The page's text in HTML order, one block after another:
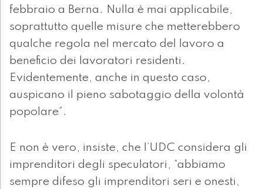
febbraio a Berna. Nulla è mai applicabile,
soprattutto quelle misure che metterebbero
qualche regola nel mercato del lavoro a
beneficio dei lavoratori residenti.
Evidentemente, anche in questo caso,
auspicano il pieno sabotaggio della volontà
popolare”.
E non è vero, insiste, che l’UDC considera gli
imprenditori degli speculatori, “abbiamo
sempre difeso gli imprenditori seri e onesti,